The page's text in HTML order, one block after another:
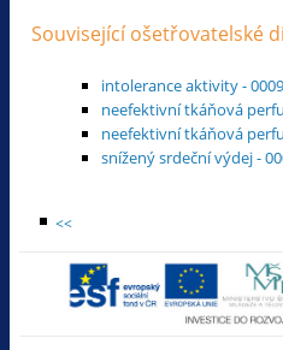
Související ošetřovatelské
intolerance aktivity -
neefektivní tkáňová
neefektivní tkáňová
snížený srdeční výdej -
<<